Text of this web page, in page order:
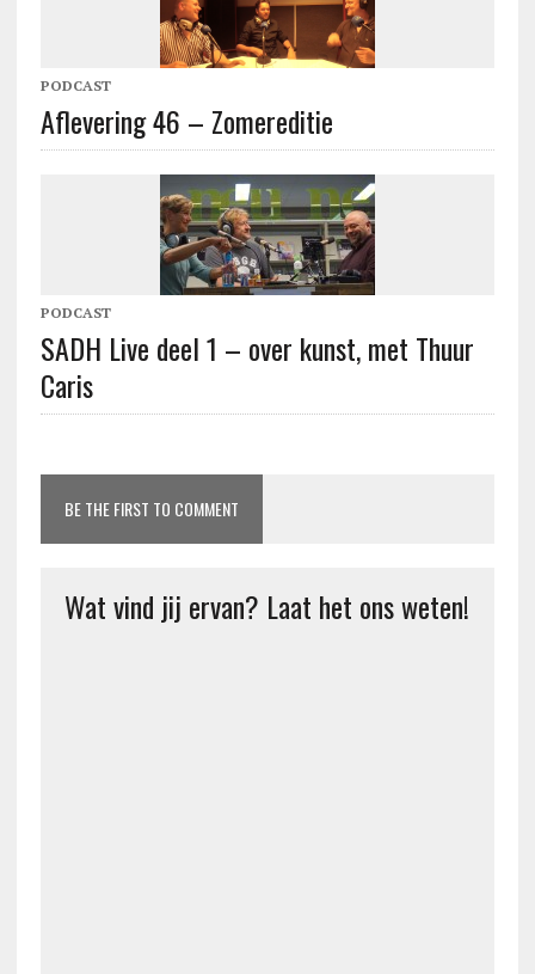
PODCAST
Aflevering 46 – Zomereditie
PODCAST
SADH Live deel 1 – over kunst, met Thuur
Caris
BE THE FIRST TO COMMENT
Wat vind jij ervan? Laat het ons weten!